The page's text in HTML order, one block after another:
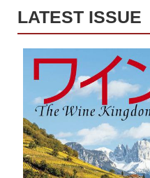
LATEST ISSUE